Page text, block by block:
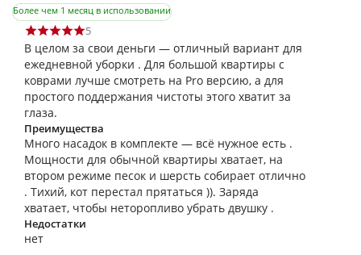
Более чем 1 месяц в использовании
5
В целом за свои деньги — отличный вариант для
ежедневной уборки . Для большой квартиры с
коврами лучше смотреть на Pro версию, а для
простого поддержания чистоты этого хватит за
глаза.
Преимущества
Много насадок в комплекте — всё нужное есть .
Мощности для обычной квартиры хватает, на
втором режиме песок и шерсть собирает отлично
. Тихий, кот перестал прятаться )). Заряда
хватает, чтобы неторопливо убрать двушку .
Недостатки
нет